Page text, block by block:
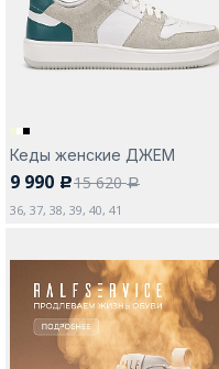
Кеды женские ДЖЕМ
9 990 c15 620a
36, 37, 38, 39, 40, 41